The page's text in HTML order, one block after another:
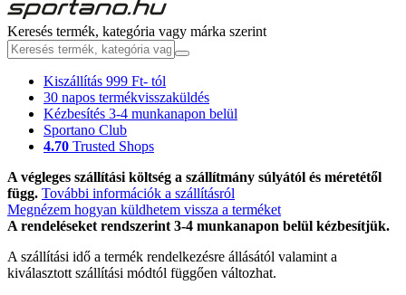
Keresés termék, kategória vagy márka szerint
Kiszállítás 999 Ft- tól
30 napos termékvisszaküldés
Kézbesítés 3-4 munkanapon belül
Sportano Club
4.70 Trusted Shops
A végleges szállítási költség a szállítmány súlyától és méretétől
függ. További információk a szállításról
Megnézem hogyan küldhetem vissza a terméket
A rendeléseket rendszerint 3-4 munkanapon belül kézbesítjük.
A szállítási idő a termék rendelkezésre állásától valamint a
kiválasztott szállítási módtól függően változhat.